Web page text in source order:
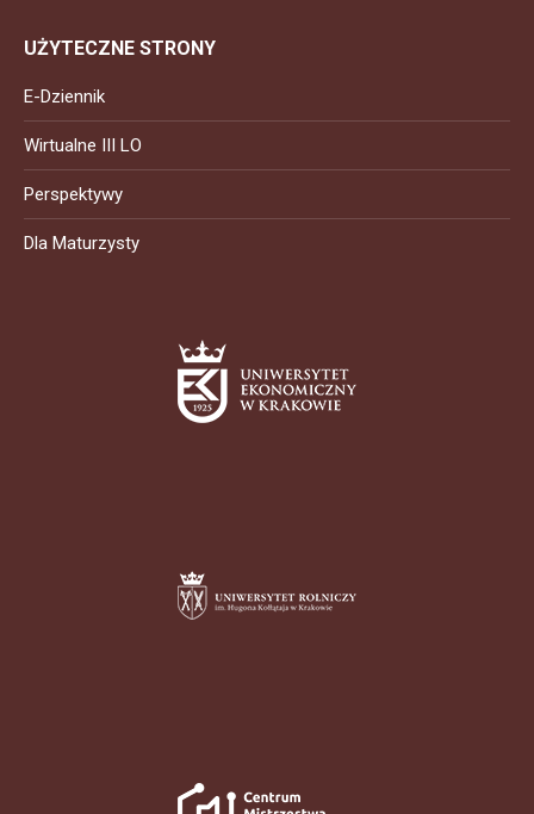
UŻYTECZNE STRONY
E-Dziennik
Wirtualne III LO
Perspektywy
Dla Maturzysty